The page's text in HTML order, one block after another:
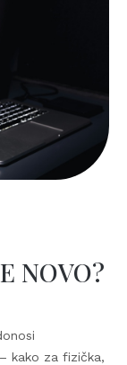
NOVO?
kako za fizička,